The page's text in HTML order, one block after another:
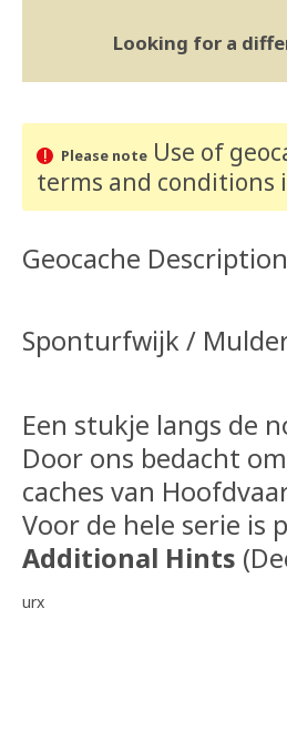
Looking for a
Please noteUse of
terms and conditions
Geocache
Sponturfwijk /
Een stukje langs de
Door ons bedacht
caches van
Voor de hele serie is
Additional Hints (
urx